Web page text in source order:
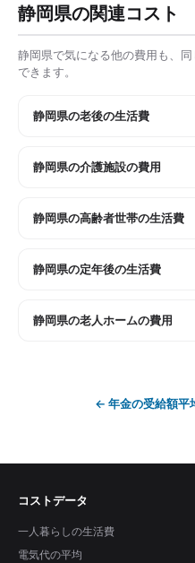
静岡県の関連コスト
静岡県で気になる他の費用も、
できます。
静岡県の老後の生活費
静岡県の介護施設の費用
静岡県の高齢者世帯の生活費
静岡県の定年後の生活費
静岡県の老人ホームの費用
← 年金の受給額平
コストデータ
一人暮らしの生活費
電気代の平均